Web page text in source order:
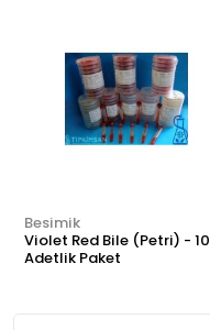
Besimik
Violet Red Bile (Petri) - 10
Adetlik Paket